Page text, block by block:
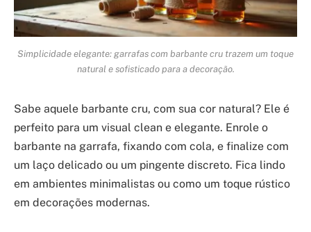
Simplicidade elegante: garrafas com barbante cru trazem um toque
natural e sofisticado para a decoração.
Sabe aquele barbante cru, com sua cor natural? Ele é
perfeito para um visual clean e elegante. Enrole o
barbante na garrafa, fixando com cola, e finalize com
um laço delicado ou um pingente discreto. Fica lindo
em ambientes minimalistas ou como um toque rústico
em decorações modernas.